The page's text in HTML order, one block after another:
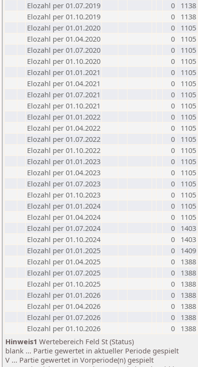
Elozahl per 01.07.2019
0
1138
Elozahl per 01.10.2019
0
1138
Elozahl per 01.01.2020
0
1105
Elozahl per 01.04.2020
0
1105
Elozahl per 01.07.2020
0
1105
Elozahl per 01.10.2020
0
1105
Elozahl per 01.01.2021
0
1105
Elozahl per 01.04.2021
0
1105
Elozahl per 01.07.2021
0
1105
Elozahl per 01.10.2021
0
1105
Elozahl per 01.01.2022
0
1105
Elozahl per 01.04.2022
0
1105
Elozahl per 01.07.2022
0
1105
Elozahl per 01.10.2022
0
1105
Elozahl per 01.01.2023
0
1105
Elozahl per 01.04.2023
0
1105
Elozahl per 01.07.2023
0
1105
Elozahl per 01.10.2023
0
1105
Elozahl per 01.01.2024
0
1105
Elozahl per 01.04.2024
0
1105
Elozahl per 01.07.2024
0
1403
Elozahl per 01.10.2024
0
1403
Elozahl per 01.01.2025
0
1409
Elozahl per 01.04.2025
0
1388
Elozahl per 01.07.2025
0
1388
Elozahl per 01.10.2025
0
1388
Elozahl per 01.01.2026
0
1388
Elozahl per 01.04.2026
0
1388
Elozahl per 01.07.2026
0
1388
Elozahl per 01.10.2026
0
1388
Hinweis1 Wertebereich Feld St (Status)
blank ... Partie gewertet in aktueller Periode gespielt
V ... Partie gewertet in Vorperiode(n) gespielt